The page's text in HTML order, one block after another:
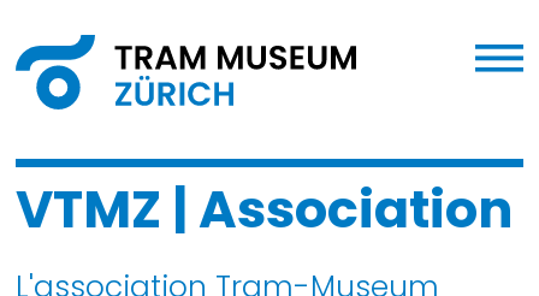
VTMZ | Association
L'association Tram-Museum